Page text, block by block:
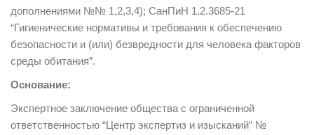
дополнениями №№ 1,2,3,4); СанПиН 1.2.3685-21
“Гигиенические нормативы и требования к обеспечению
безопасности и (или) безвредности для человека факторов
среды обитания”.
Основание:
Экспертное заключение общества с ограниченной
ответственностью “Центр экспертиз и изысканий” №